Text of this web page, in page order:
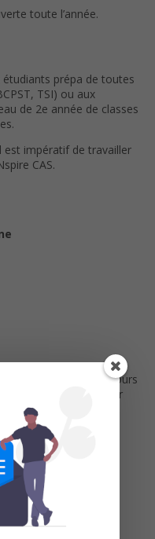
toute l’année.
étudiants prépa de toutes
TSI) ou aux
de 2e année de classes
est impératif de travailler
CAS.
les exercices du cours
d’au moins 70% pour
(20€ /
valider votre
seront publiées